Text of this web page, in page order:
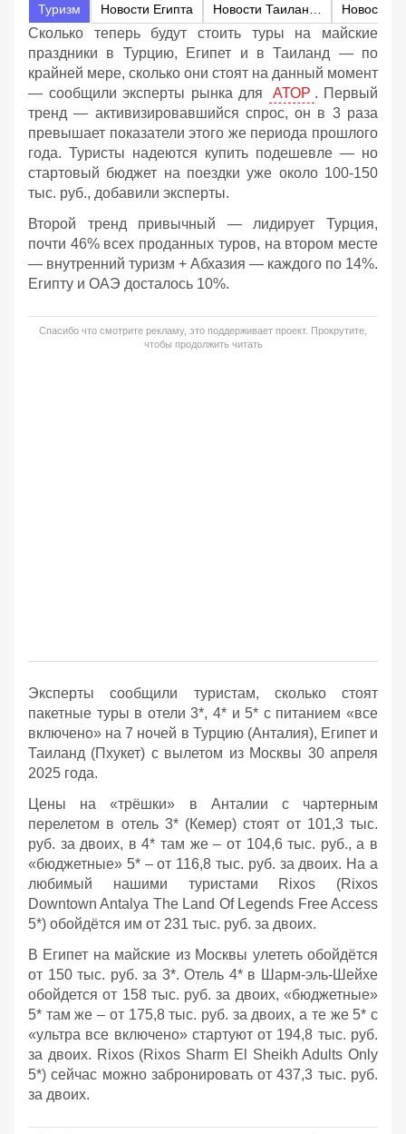
Туризм Новости Египта Новости
Сколько теперь будут стоить туры на майские
праздники в Турцию, Египет и в Таиланд — по
крайней мере, сколько они стоят на данный момент
— сообщили эксперты рынка для
АТОР . Первый
тренд — активизировавшийся спрос, он в 3 раза
превышает показатели этого же периода прошлого
года. Туристы надеются купить подешевле — но
стартовый бюджет на поездки уже около 100-150
тыс. руб., добавили эксперты.
Второй тренд привычный — лидирует Турция,
почти 46% всех проданных туров, на втором месте
— внутренний туризм + Абхазия — каждого по 14%.
Египту и ОАЭ досталось 10%.
Спасибо что смотрите рекламу, это поддерживает проект. Прокрутите,
чтобы продолжить читать
Эксперты сообщили туристам, сколько стоят
пакетные туры в отели 3*, 4* и 5* с питанием «все
включено» на 7 ночей в Турцию (Анталия), Египет и
Таиланд (Пхукет) с вылетом из Москвы 30 апреля
2025 года.
Цены на «трёшки» в Анталии с чартерным
перелетом в отель 3* (Кемер) стоят от 101,3 тыс.
руб. за двоих, в 4* там же – от 104,6 тыс. руб., а в
«бюджетные» 5* – от 116,8 тыс. руб. за двоих. На а
любимый нашими туристами Rixos (Rixos
Downtown Antalya The Land Of Legends Free Access
5*) обойдётся им от 231 тыс. руб. за двоих.
В Египет на майские из Москвы улететь обойдётся
от 150 тыс. руб. за 3*. Отель 4* в Шарм-эль-Шейхе
обойдется от 158 тыс. руб. за двоих, «бюджетные»
5* там же – от 175,8 тыс. руб. за двоих, а те же 5* с
«ультра все включено» стартуют от 194,8 тыс. руб.
за двоих. Rixos (Rixos Sharm El Sheikh Adults Only
5*) сейчас можно забронировать от 437,3 тыс. руб.
за двоих.